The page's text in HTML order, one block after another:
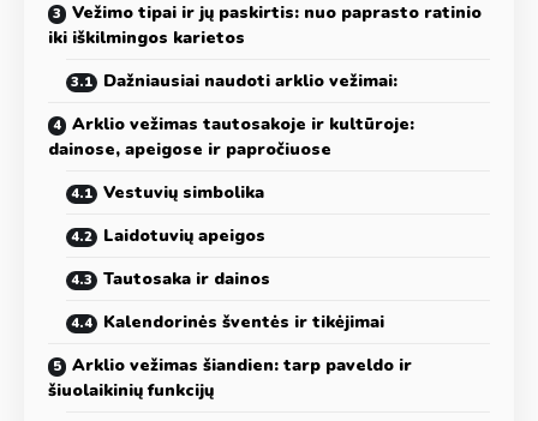
Vežimo tipai ir jų paskirtis: nuo paprasto ratinio
iki iškilmingos karietos
Dažniausiai naudoti arklio vežimai:
Arklio vežimas tautosakoje ir kultūroje:
dainose, apeigose ir papročiuose
Vestuvių simbolika
Laidotuvių apeigos
Tautosaka ir dainos
Kalendorinės šventės ir tikėjimai
Arklio vežimas šiandien: tarp paveldo ir
šiuolaikinių funkcijų